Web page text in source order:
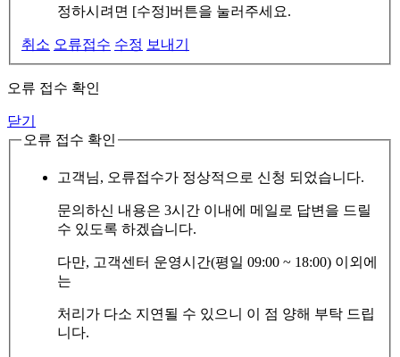
정하시려면 [수정]버튼을 눌러주세요.
취소 오류접수 수정 보내기
오류 접수 확인
닫기
오류 접수 확인
고객님, 오류접수가 정상적으로 신청 되었습니다.
문의하신 내용은 3시간 이내에 메일로 답변을 드릴
수 있도록 하겠습니다.
다만, 고객센터 운영시간(평일 09:00 ~ 18:00) 이외에
는
처리가 다소 지연될 수 있으니 이 점 양해 부탁 드립
니다.